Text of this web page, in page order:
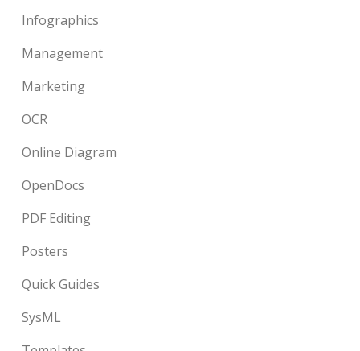
Infographics
Management
Marketing
OCR
Online Diagram
OpenDocs
PDF Editing
Posters
Quick Guides
SysML